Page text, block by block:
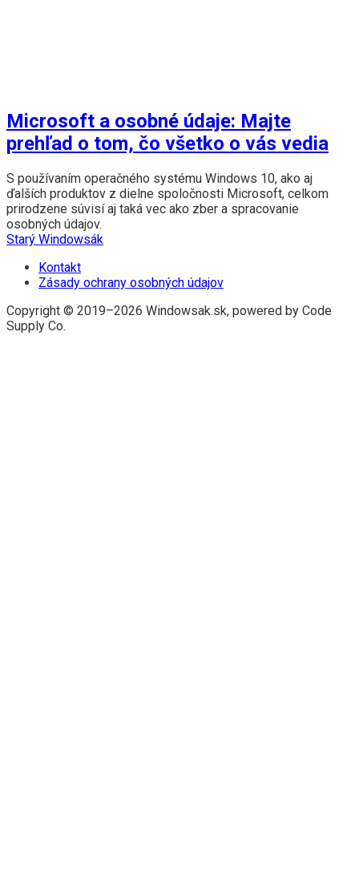
Microsoft a osobné údaje: Majte
prehľad o tom, čo všetko o vás vedia
S používaním operačného systému Windows 10, ako aj
ďalších produktov z dielne spoločnosti Microsoft, celkom
prirodzene súvisí aj taká vec ako zber a spracovanie
osobných údajov.
Starý Windowsák
Kontakt
Zásady ochrany osobných údajov
Copyright © 2019–2026 Windowsak.sk, powered by Code
Supply Co.